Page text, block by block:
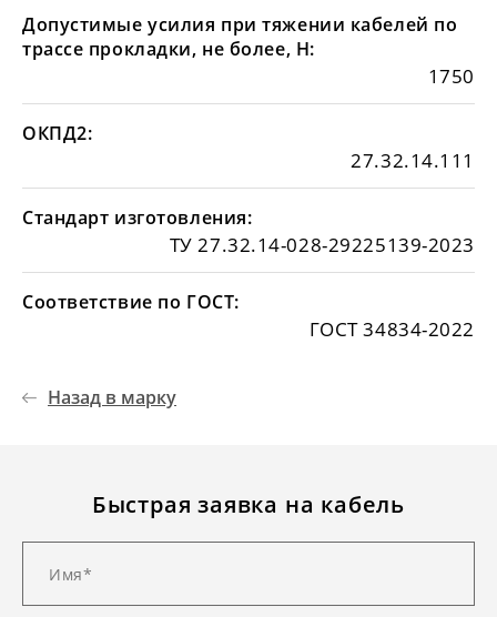
Допустимые усилия при тяжении кабелей по
трассе прокладки, не более, Н:
1750
ОКПД2:
27.32.14.111
Стандарт изготовления:
ТУ 27.32.14-028-29225139-2023
Соответствие по ГОСТ:
ГОСТ 34834-2022
Назад в марку
Быстрая заявка на кабель